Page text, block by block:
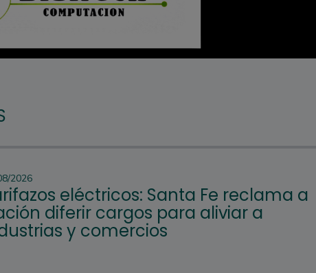
2026
eléctricos: Santa Fe reclama a
diferir cargos para aliviar a
y comercios